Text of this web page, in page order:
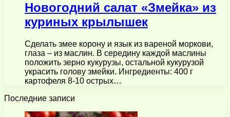
Новогодний салат «Змейка» из
куриных крылышек
Сделать змее корону и язык из вареной моркови,
глаза – из маслин. В середину каждой маслины
положить зерно кукурузы, остальной кукурузой
украсить голову змейки. Ингредиенты: 400 г
картофеля 8-10 острых…
Последние записи